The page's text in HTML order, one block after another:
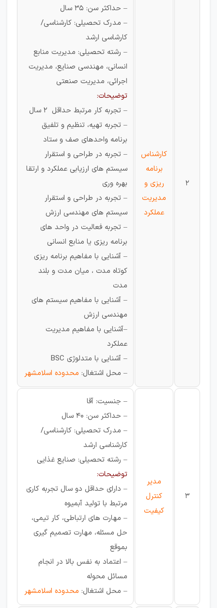
2
کارشناس
برنامه
ریزی و
مدیریت
عملکرد
– حداکثر سن: 35 سال
– مدرک تحصیلی: کارشناسی/
کارشاسی ارشد
– رشته تحصیلی: مدیریت منابع
انسانی، مهندسی صنایع، مدیریت
اجرائی، مدیریت صنعتی
توضیحات:
– تجربه کار مرتبط حداقل 2 سال
– تجربه تهيه، تنظیم و تلفیق
برنامه واحدهای صف و ستاد
– تجربه در طراحی و استقرار
سیستم های ارزیابی عملکرد و ارتقا
بهره وری
– تجربه در طراحی و استقرار
سیستم های مهندسی ارزش
– تجربه فعالیت در واحد های
برنامه ریزی یا منابع انسانی
– آشنایی با مفاهیم برنامه ریزی
کوتاه مدت ، میان مدت و بلند
مدت
– آشنایی با مفاهیم سیستم های
مهندسی ارزش
–آشنایی با مفاهیم مدیریت
عملکرد
– آشنایی با متدلوژی BSC
– محل اشتغال: محدوده اسلامشهر
3
مدیر
کنترل
کیفیت
– جنسیت: آقا
– حداکثر سن: 40 سال
– مدرک تحصیلی: کارشناسی/
کارشناسی ارشد
– رشته تحصیلی: صنایع غذایی
توضیحات:
– دارای حداقل دو سال تجربه کاری
مرتبط با تولید آبمیوه
– مهارت های ارتباطی، کار تیمی،
حل مسئله، مهارت تصمیم گیری
بموقع
– اعتماد به نفس بالا در انجام
مسائل محوله
– محل اشتغال: محدوده اسلامشهر